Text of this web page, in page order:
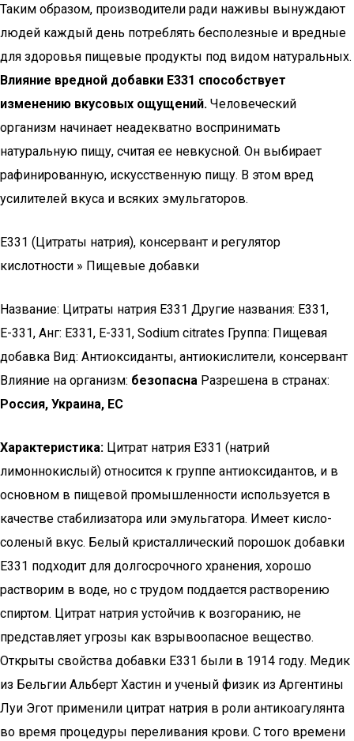
Таким образом, производители ради наживы вынуждают
людей каждый день потреблять бесполезные и вредные
для здоровья пищевые продукты под видом натуральных.
Влияние вредной добавки Е331 способствует
изменению вкусовых ощущений. Человеческий
организм начинает неадекватно воспринимать
натуральную пищу, считая ее невкусной. Он выбирает
рафинированную, искусственную пищу. В этом вред
усилителей вкуса и всяких эмульгаторов.
E331 (Цитраты натрия), консервант и регулятор
кислотности » Пищевые добавки
Название: Цитраты натрия Е331 Другие названия: Е331,
Е-331, Анг: E331, E-331, Sodium citrates Группа: Пищевая
добавка Вид: Антиоксиданты, антиокислители, консервант
Влияние на организм: безопасна Разрешена в странах:
Россия, Украина, ЕС
Характеристика: Цитрат натрия Е331 (натрий
лимоннокислый) относится к группе антиоксидантов, и в
основном в пищевой промышленности используется в
качестве стабилизатора или эмульгатора. Имеет кисло-
соленый вкус. Белый кристаллический порошок добавки
Е331 подходит для долгосрочного хранения, хорошо
растворим в воде, но с трудом поддается растворению
спиртом. Цитрат натрия устойчив к возгоранию, не
представляет угрозы как взрывоопасное вещество.
Открыты свойства добавки Е331 были в 1914 году. Медик
из Бельгии Альберт Хастин и ученый физик из Аргентины
Луи Эгот применили цитрат натрия в роли антикоагулянта
во время процедуры переливания крови. С того времени